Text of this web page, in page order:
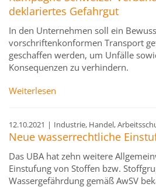
deklariertes Gefahrgut
In den Unternehmen soll ein
vorschriftenkonformen Transport
geschaffen werden, um Unfälle
Konsequenzen zu verhindern.
Weiterlesen
12.10.2021 | Industrie, Handel,
Neue wasserrechtliche
Das UBA hat zehn weitere
Einstufung von Stoffen bzw.
Wassergefährdung gemäß AwSV